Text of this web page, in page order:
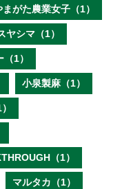
まがた農業女子（1）
ヤシマ（1）
1）
小泉製麻（1）
（1）
マルタカ（1）